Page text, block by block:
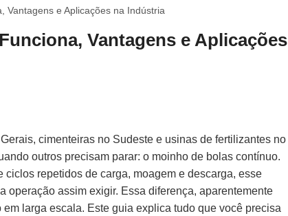
Vantagens e Aplicações na Indústria
Vantagens e Aplicações
cimenteiras no Sudeste e usinas de fertilizantes no
outros precisam parar: o moinho de bolas contínuo.
repetidos de carga, moagem e descarga, esse
operação assim exigir. Essa diferença, aparentemente
larga escala. Este guia explica tudo que você precisa